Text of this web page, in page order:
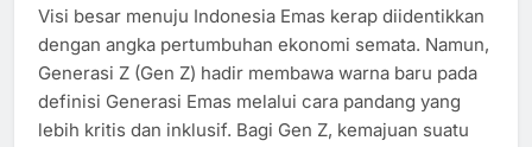
Visi besar menuju Indonesia Emas kerap diidentikkan
dengan angka pertumbuhan ekonomi semata. Namun,
Generasi Z (Gen Z) hadir membawa warna baru pada
definisi Generasi Emas melalui cara pandang yang
lebih kritis dan inklusif. Bagi Gen Z, kemajuan suatu